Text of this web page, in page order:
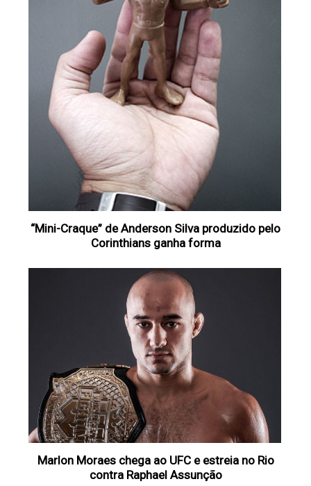
“Mini-Craque” de Anderson Silva produzido pelo
Corinthians ganha forma
Marlon Moraes chega ao UFC e estreia no Rio
contra Raphael Assunção